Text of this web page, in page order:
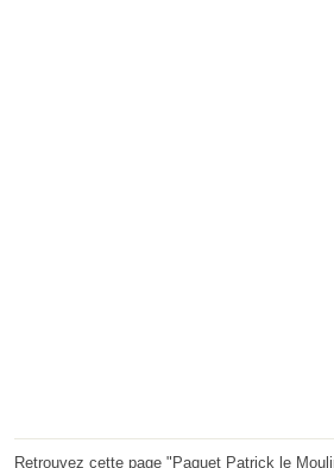
Retrouvez cette page "Paquet Patrick le